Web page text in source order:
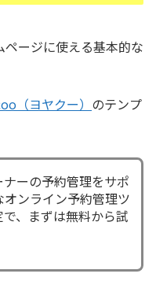
ージに使える基本的な
（ヨヤクー） のテンプ
ーの予約管理をサポ
ンライン予約管理ツ
、まずは無料から試